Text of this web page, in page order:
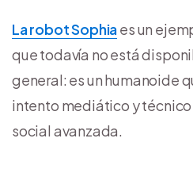
La robot Sophiaes un
que todavía no está
general: es un humanoide
intento mediático y técnico
social avanzada.